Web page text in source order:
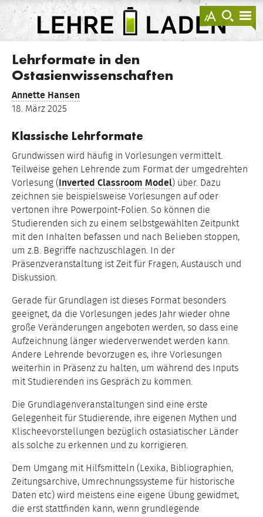
anzeigen
zur
Suche
LEHRE
Lehrformate in den
Ostasienwissenschaften
Annette Hansen
18. März 2025
Klassische Lehrformate
Grundwissen wird häufig in Vorlesungen vermittelt.
Teilweise gehen Lehrende zum Format der umgedrehten
Vorlesung (Inverted Classroom Model) über. Dazu
zeichnen sie beispielsweise Vorlesungen auf oder
vertonen ihre Powerpoint-Folien. So können die
Studierenden sich zu einem selbstgewählten Zeitpunkt
mit den Inhalten befassen und nach Belieben stoppen,
um z.B. Begriffe nachzuschlagen. In der
Präsenzveranstaltung ist Zeit für Fragen, Austausch und
Diskussion.
Gerade für Grundlagen ist dieses Format besonders
geeignet, da die Vorlesungen jedes Jahr wieder ohne
große Veränderungen angeboten werden, so dass eine
Aufzeichnung länger wiederverwendet werden kann.
Andere Lehrende bevorzugen es, ihre Vorlesungen
weiterhin in Präsenz zu halten, um während des Inputs
mit Studierenden ins Gespräch zu kommen.
Die Grundlagenveranstaltungen sind eine erste
Gelegenheit für Studierende, ihre eigenen Mythen und
Klischeevorstellungen bezüglich ostasiatischer Länder
als solche zu erkennen und zu korrigieren.
Dem Umgang mit Hilfsmitteln (Lexika, Bibliographien,
Zeitungsarchive, Umrechnungssysteme für historische
Daten etc) wird meistens eine eigene Übung gewidmet,
die erst stattfinden kann, wenn grundlegende